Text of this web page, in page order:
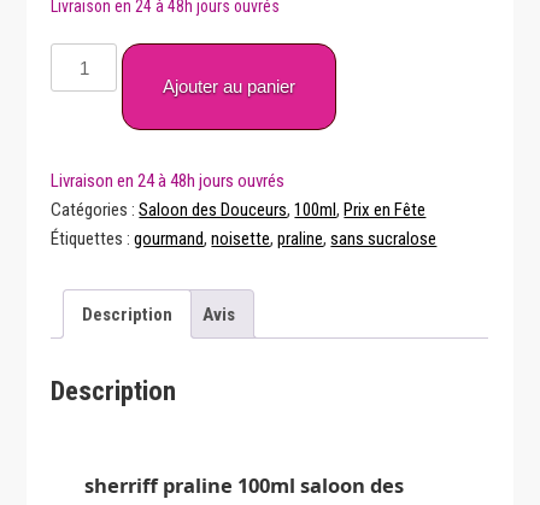
quantité
de
–
Saloon
des
100
Ajouter au panier
Catégories :Saloon des Douceurs,100ml, Prix en Fête
Étiquettes :gourmand,noisette,praline,sans sucralose
Description Avis
Description
sherriff praline 100ml saloon des